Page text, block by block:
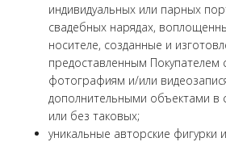
индивидуальных или парных
свадебных нарядах,
носителе, созданные и
предоставленным Покупателем
фотографиям и/или
дополнительными объектами в
или без таковых;
уникальные авторские фигурки